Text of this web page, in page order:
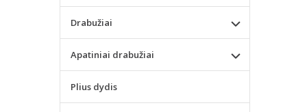
Drabužiai
Apatiniai drabužiai
Plius dydis